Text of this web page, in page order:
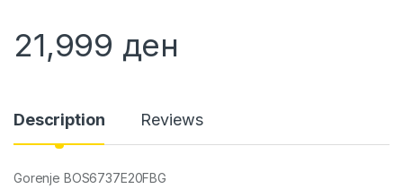
21,999 ден
Description Reviews
Gorenje BOS6737E20FBG